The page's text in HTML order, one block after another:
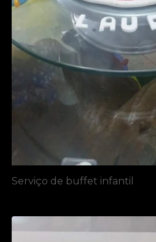
Serviço de buffet infantil